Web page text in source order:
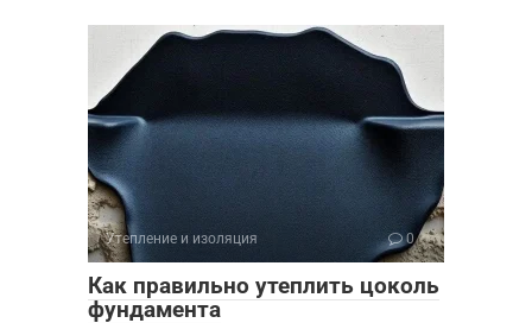
Утепление и изоляция 0
Как правильно утеплить цоколь
фундамента